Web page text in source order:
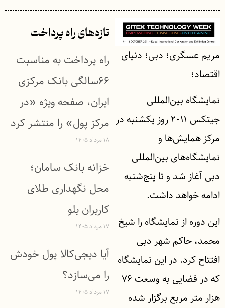
مریم عسگری؛ دبی؛ دنیای
اقتصاد؛
نمایشگاه بین‌المللی
جیتکس ۲۰۱۱ روز یکشنبه در
مرکز همایش‌ها و
نمایشگاه‌های بین‌المللی
دبی آغاز شد و تا پنج‌شنبه
ادامه خواهد داشت.
این دوره از نمایشگاه را شیخ
محمد، حاکم شهر دبی
افتتاح کرد. در این نمایشگاه
که در فضایی به وسعت ۷۶
هزار متر مربع برگزار شده
تازه‌های راه پرداخت
راه پرداخت به مناسبت
۶۶سالگی بانک مرکزی
ایران، صفحه ویژه «در
مرکز پول» را منتشر کرد
۱۸ مرداد ۱۴۰۵
خزانه بانک سامان؛
محل نگهداری طلای
کاربران بلو
۱۷ مرداد ۱۴۰۵
آیا دیجی‌کالا پول خودش
را می‌سازد؟
۱۷ مرداد ۱۴۰۵